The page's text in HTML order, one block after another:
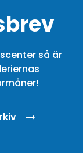
så är